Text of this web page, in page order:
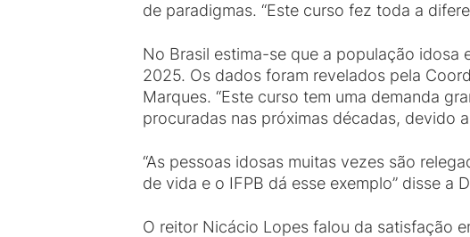
de paradigmas. “Este curso fez toda a
No Brasil estima-se que a população idosa
2025. Os dados foram revelados pela
Marques. “Este curso tem uma demanda
procuradas nas próximas décadas, devido
“As pessoas idosas muitas vezes são
de vida e o IFPB dá esse exemplo” disse a
O reitor Nicácio Lopes falou da satisfação